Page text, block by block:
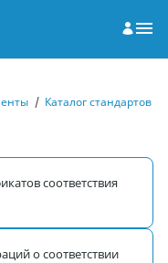
/ Каталог стандартов
соответствия
о соответствии